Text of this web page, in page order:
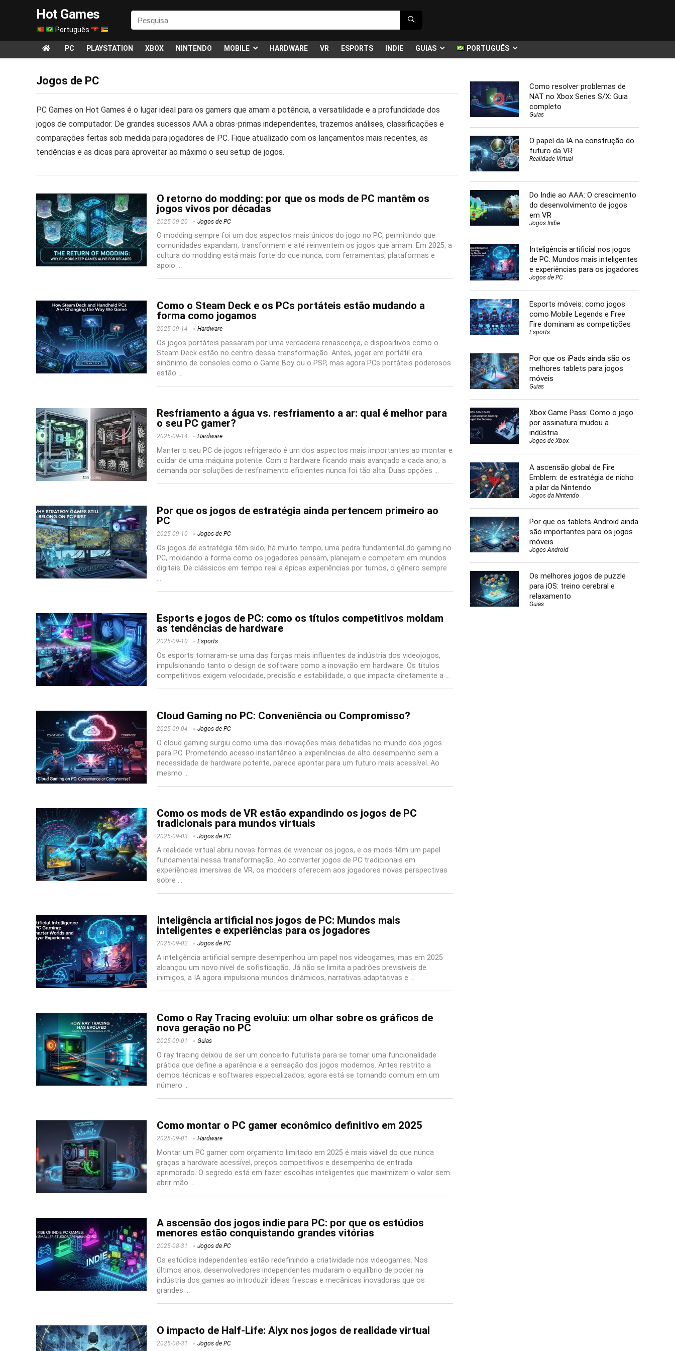
Hot Games
Português
PC PLAYSTATION XBOX NINTENDO MOBILE HARDWARE VR ESPORTS INDIE GUIAS PORTUGUÊS
Jogos de PC
PC Games on Hot Games é o lugar ideal para os gamers que amam a potência, a versatilidade e a profundidade dos
jogos de computador. De grandes sucessos AAA a obras-primas independentes, trazemos análises, classificações e
comparações feitas sob medida para jogadores de PC. Fique atualizado com os lançamentos mais recentes, as
tendências e as dicas para aproveitar ao máximo o seu setup de jogos.
O retorno do modding: por que os mods de PC mantêm os
jogos vivos por décadas
2025-09-20 Jogos de PC
O modding sempre foi um dos aspectos mais únicos do jogo no PC, permitindo que
comunidades expandam, transformem e até reinventem os jogos que amam. Em 2025, a
cultura do modding está mais forte do que nunca, com ferramentas, plataformas e
apoio ...
Como o Steam Deck e os PCs portáteis estão mudando a
forma como jogamos
2025-09-14 Hardware
Os jogos portáteis passaram por uma verdadeira renascença, e dispositivos como o
Steam Deck estão no centro dessa transformação. Antes, jogar em portátil era
sinônimo de consoles como o Game Boy ou o PSP, mas agora PCs portáteis poderosos
estão ...
Resfriamento a água vs. resfriamento a ar: qual é melhor para
o seu PC gamer?
2025-09-14 Hardware
Manter o seu PC de jogos refrigerado é um dos aspectos mais importantes ao montar e
cuidar de uma máquina potente. Com o hardware ficando mais avançado a cada ano, a
demanda por soluções de resfriamento eficientes nunca foi tão alta. Duas opções ...
Por que os jogos de estratégia ainda pertencem primeiro ao
PC
2025-09-10 Jogos de PC
Os jogos de estratégia têm sido, há muito tempo, uma pedra fundamental do gaming no
PC, moldando a forma como os jogadores pensam, planejam e competem em mundos
digitais. De clássicos em tempo real a épicas experiências por turnos, o gênero sempre
...
Esports e jogos de PC: como os títulos competitivos moldam
as tendências de hardware
2025-09-10 Esports
Os esports tornaram-se uma das forças mais influentes da indústria dos videojogos,
impulsionando tanto o design de software como a inovação em hardware. Os títulos
competitivos exigem velocidade, precisão e estabilidade, o que impacta diretamente a ...
Cloud Gaming no PC: Conveniência ou Compromisso?
2025-09-04 Jogos de PC
O cloud gaming surgiu como uma das inovações mais debatidas no mundo dos jogos
para PC. Prometendo acesso instantâneo a experiências de alto desempenho sem a
necessidade de hardware potente, parece apontar para um futuro mais acessível. Ao
mesmo ...
Como os mods de VR estão expandindo os jogos de PC
tradicionais para mundos virtuais
2025-09-03 Jogos de PC
A realidade virtual abriu novas formas de vivenciar os jogos, e os mods têm um papel
fundamental nessa transformação. Ao converter jogos de PC tradicionais em
experiências imersivas de VR, os modders oferecem aos jogadores novas perspectivas
sobre ...
Inteligência artificial nos jogos de PC: Mundos mais
inteligentes e experiências para os jogadores
2025-09-02 Jogos de PC
A inteligência artificial sempre desempenhou um papel nos videogames, mas em 2025
alcançou um novo nível de sofisticação. Já não se limita a padrões previsíveis de
inimigos, a IA agora impulsiona mundos dinâmicos, narrativas adaptativas e ...
Como o Ray Tracing evoluiu: um olhar sobre os gráficos de
nova geração no PC
2025-09-01 Guias
O ray tracing deixou de ser um conceito futurista para se tornar uma funcionalidade
prática que define a aparência e a sensação dos jogos modernos. Antes restrito a
demos técnicas e softwares especializados, agora está se tornando comum em um
número ...
Como montar o PC gamer econômico definitivo em 2025
2025-09-01 Hardware
Montar um PC gamer com orçamento limitado em 2025 é mais viável do que nunca
graças a hardware acessível, preços competitivos e desempenho de entrada
aprimorado. O segredo está em fazer escolhas inteligentes que maximizem o valor sem
abrir mão ...
A ascensão dos jogos indie para PC: por que os estúdios
menores estão conquistando grandes vitórias
2025-08-31 Jogos de PC
Os estúdios independentes estão redefinindo a criatividade nos videogames. Nos
últimos anos, desenvolvedores independentes mudaram o equilíbrio de poder na
indústria dos games ao introduzir ideias frescas e mecânicas inovadoras que os
grandes ...
O impacto de Half-Life: Alyx nos jogos de realidade virtual
2025-08-31 Jogos de PC
Como resolver problemas de
NAT no Xbox Series S/X: Guia
completo
Guias
O papel da IA na construção do
futuro da VR
Realidade Virtual
Do Indie ao AAA: O crescimento
do desenvolvimento de jogos
em VR
Jogos Indie
Inteligência artificial nos jogos
de PC: Mundos mais inteligentes
e experiências para os jogadores
Jogos de PC
Esports móveis: como jogos
como Mobile Legends e Free
Fire dominam as competições
Esports
Por que os iPads ainda são os
melhores tablets para jogos
móveis
Guias
Xbox Game Pass: Como o jogo
por assinatura mudou a
indústria
Jogos de Xbox
A ascensão global de Fire
Emblem: de estratégia de nicho
a pilar da Nintendo
Jogos da Nintendo
Por que os tablets Android ainda
são importantes para os jogos
móveis
Jogos Android
Os melhores jogos de puzzle
para iOS: treino cerebral e
relaxamento
Guias